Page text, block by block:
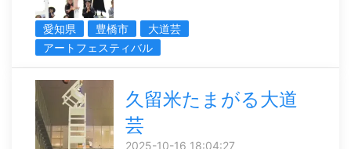
愛知県 豊橋市
大道芸
アートフェスティバル
久留米たまがる大道
芸
2025-10-16 18:04:27